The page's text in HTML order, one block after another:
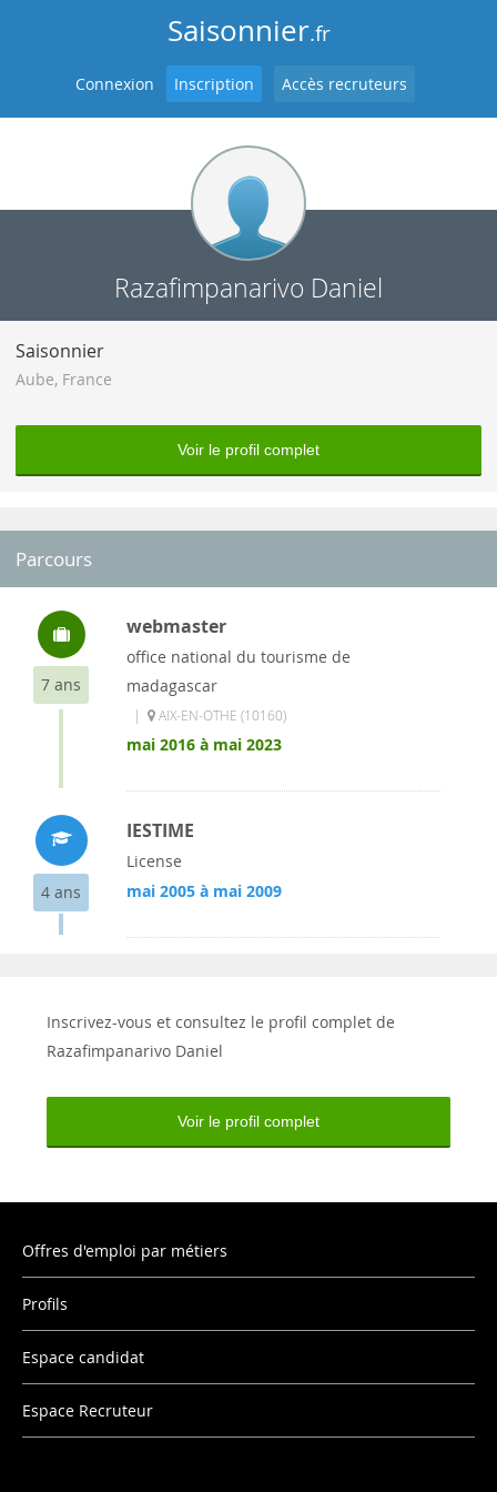
Saisonnier.fr
Connexion Inscription Accès recruteurs
Razafimpanarivo Daniel
Saisonnier
Aube, France
Voir le profil complet
Parcours
7 ans
webmaster
office national du tourisme de
madagascar
| AIX-EN-OTHE (10160)
mai 2016 à mai 2023
4 ans
IESTIME
License
mai 2005 à mai 2009
Inscrivez-vous et consultez le profil complet de
Razafimpanarivo Daniel
Voir le profil complet
Offres d'emploi par métiers
Profils
Espace candidat
Espace Recruteur